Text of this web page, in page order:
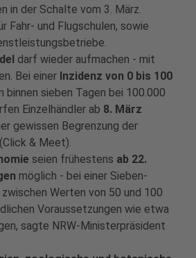
in der Schalte vom 3. März.
Fahr- und Flugschulen, sowie
darf wieder aufmachen - mit
Bei einer Inzidenz von 0 bis 100
binnen sieben Tagen bei 100.000
Einzelhändler ab 8. März
gewissen Begrenzung der
& Meet).
seien frühestens ab 22.
möglich - bei einer Sieben-
Werten von 50 und 100
Voraussetzungen wie etwa
sagte NRW-Ministerpräsident